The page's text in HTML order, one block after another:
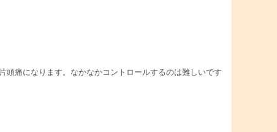
痛になります。なかなかコントロールするのは難しいです